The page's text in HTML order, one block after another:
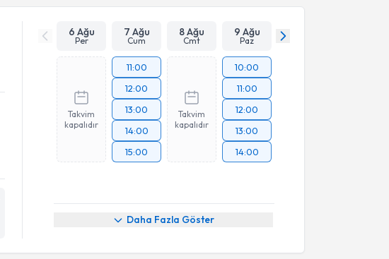
6 Ağu
Per
7 Ağu
Cum
8 Ağu
Cmt
9 Ağu
Paz
Takvim
kapalıdır
11:00
12:00
13:00
14:00
15:00
Takvim
kapalıdır
10:00
11:00
12:00
13:00
14:00
Daha Fazla Göster